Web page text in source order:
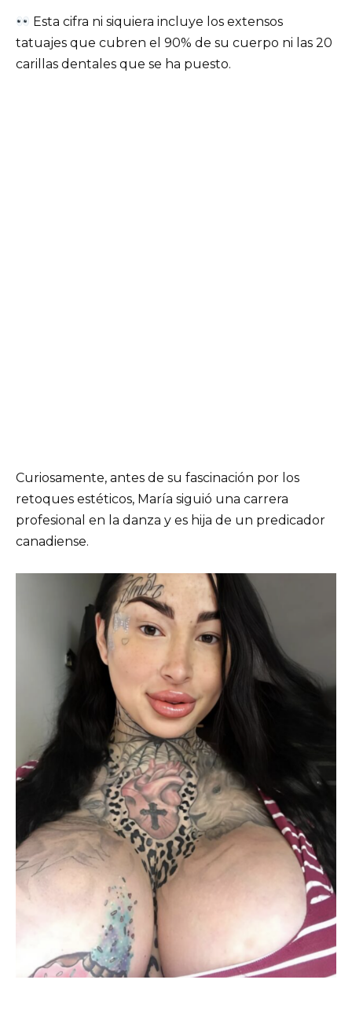
Esta cifra ni siquiera incluye los extensos
tatuajes que cubren el 90% de su cuerpo ni las 20
carillas dentales que se ha puesto.
Curiosamente, antes de su fascinación por los
retoques estéticos, María siguió una carrera
profesional en la danza y es hija de un predicador
canadiense.